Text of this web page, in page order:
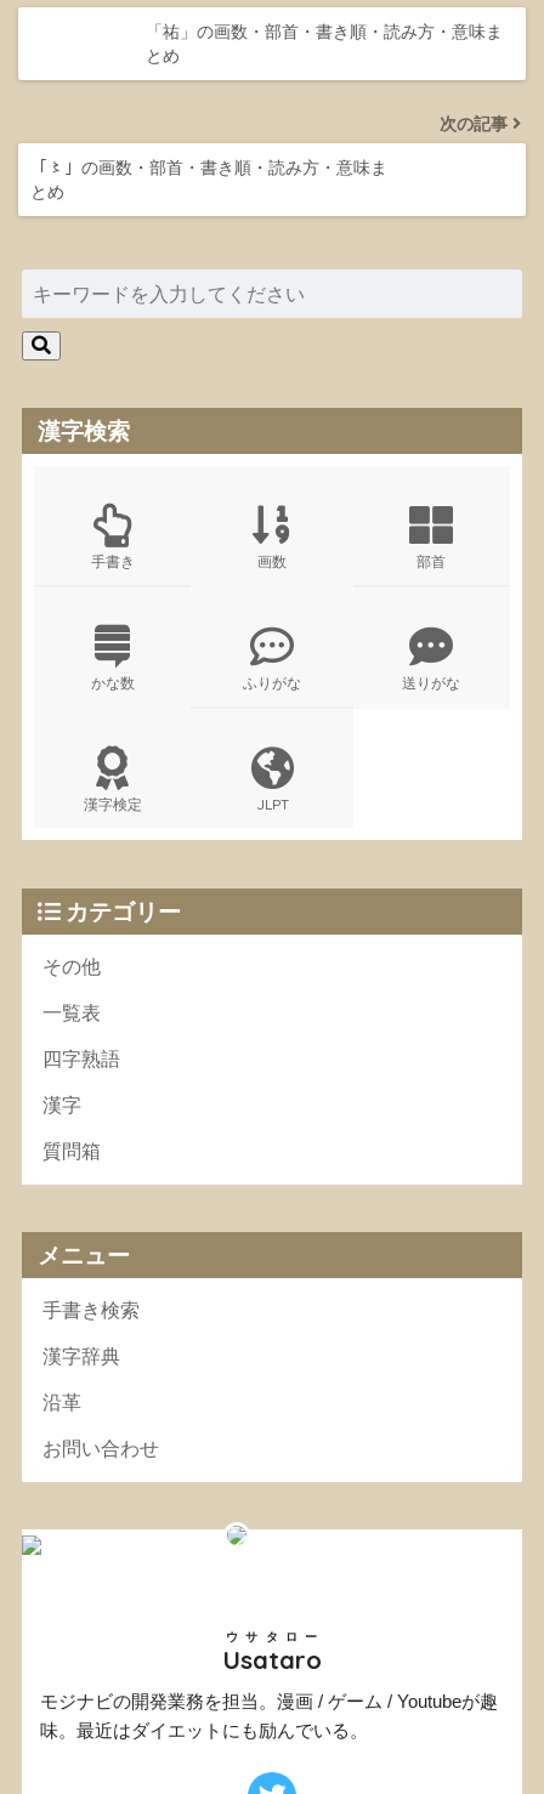
「祐」の画数・部首・書き順・読み方・意味ま
とめ
次の記事
「〻」の画数・部首・書き順・読み方・意味ま
とめ
漢字検索
手書き 画数 部首
かな数 ふりがな 送りがな
漢字検定 JLPT
カテゴリー
その他
一覧表
四字熟語
漢字
質問箱
メニュー
手書き検索
漢字辞典
沿革
お問い合わせ
Usataro
ウサタロー
モジナビの開発業務を担当。漫画 / ゲーム / Youtubeが趣
味。最近はダイエットにも励んでいる。